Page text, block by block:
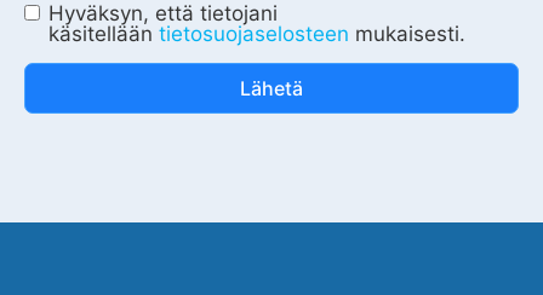
Hyväksyn, että tietojani
käsitellään tietosuojaselosteen mukaisesti.
Lähetä